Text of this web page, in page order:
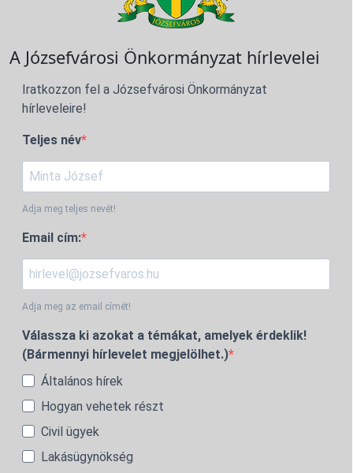
A Józsefvárosi Önkormányzat hírlevelei
Iratkozzon fel a Józsefvárosi Önkormányzat
hírleveleire!
Teljes név
Adja meg teljes nevét!
Email cím:
Adja meg az email címét!
Válassza ki azokat a témákat, amelyek érdeklik!
(Bármennyi hírlevelet megjelölhet.)
Általános hírek
Hogyan vehetek részt
Civil ügyek
Lakásügynökség